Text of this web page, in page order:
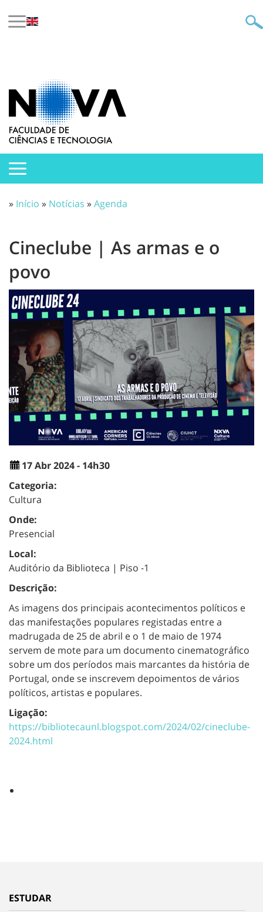
» Início » Notícias »Agenda
Cineclube | As armas e o
povo
17 Abr 2024 - 14h30
Categoria:
Cultura
Onde:
Presencial
Local:
Auditório da Biblioteca | Piso -1
Descrição:
As imagens dos principais acontecimentos políticos e
das manifestações populares registadas entre a
madrugada de 25 de abril e o 1 de maio de 1974
servem de mote para um documento cinematográfico
sobre um dos períodos mais marcantes da história de
Portugal, onde se inscrevem depoimentos de vários
políticos, artistas e populares.
Ligação:
https://bibliotecaunl.blogspot.com/2024/02/cineclube-
2024.html
ESTUDAR